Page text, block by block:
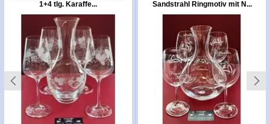
1+4 tlg. Karaffe...
Sandstrahl Ringmotiv mit N...